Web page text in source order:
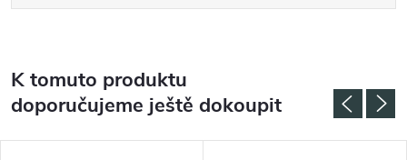
K tomuto produktu
doporučujeme ještě dokoupit